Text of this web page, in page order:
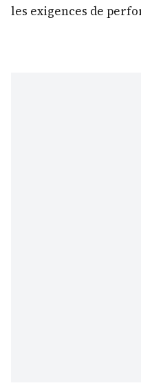
les exigences de